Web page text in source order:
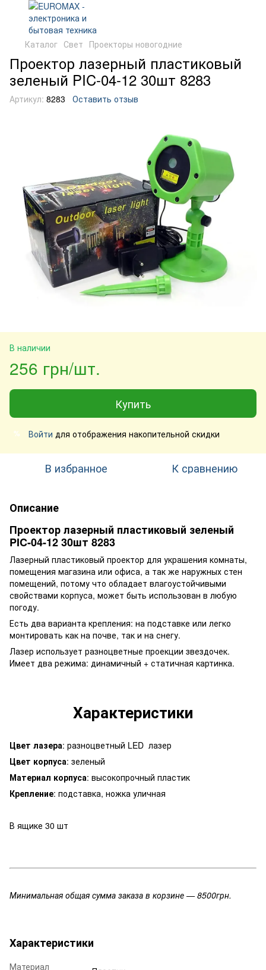
Каталог Свет Проекторы новогодние
Проектор лазерный пластиковый
зеленый PIC-04-12 30шт 8283
Артикул: 8283 Оставить отзыв
В наличии
256 грн/шт.
Купить
% Войти для отображения накопительной скидки
В избранное К сравнению
Описание
Проектор лазерный пластиковый зеленый
PIC-04-12 30шт 8283
Лазерный пластиковый проектор для украшения комнаты,
помещения магазина или офиса, а так же наружных стен
помещений, потому что обладает влагоустойчивыми
свойствами корпуса, может быть использован в любую
погоду.
Есть два варианта крепления: на подставке или легко
монтировать как на почве, так и на снегу.
Лазер использует разноцветные проекции звездочек.
Имеет два режима: динамичный + статичная картинка.
Характеристики
Цвет лазера: разноцветный LED лазер
Цвет корпуса: зеленый
Материал корпуса: высокопрочный пластик
Крепление: подставка, ножка уличная
В ящике 30 шт
Минимальная общая сумма заказа в корзине — 8500грн.
Характеристики
Материал